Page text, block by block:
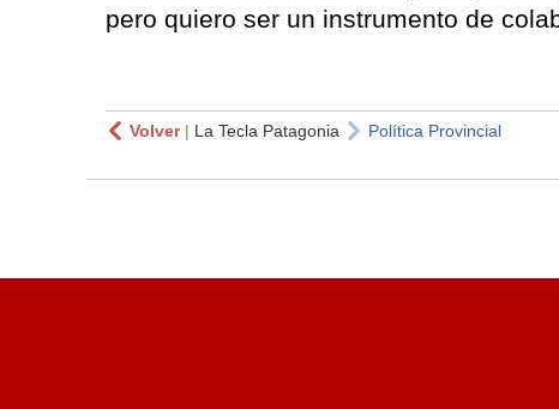
pero quiero ser un instrumento de
Volver| La Tecla Patagonia Política Provincial